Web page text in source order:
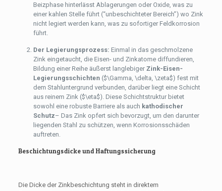
Beizphase hinterlässt Ablagerungen oder Oxide, was zu
einer kahlen Stelle führt (“unbeschichteter Bereich”) wo Zink
nicht legiert werden kann, was zu sofortiger Feldkorrosion
führt.
Der Legierungsprozess: Einmal in das geschmolzene
Zink eingetaucht, die Eisen- und Zinkatome diffundieren,
Bildung einer Reihe äußerst langlebiger Zink-Eisen-
Legierungsschichten ($\Gamma, \delta, \zeta$) fest mit
dem Stahluntergrund verbunden, darüber liegt eine Schicht
aus reinem Zink ($\eta$). Diese Schichtstruktur bietet
sowohl eine robuste Barriere als auch kathodischer
Schutz– Das Zink opfert sich bevorzugt, um den darunter
liegenden Stahl zu schützen, wenn Korrosionsschäden
auftreten.
Beschichtungsdicke und Haftungssicherung
Die Dicke der Zinkbeschichtung steht in direktem